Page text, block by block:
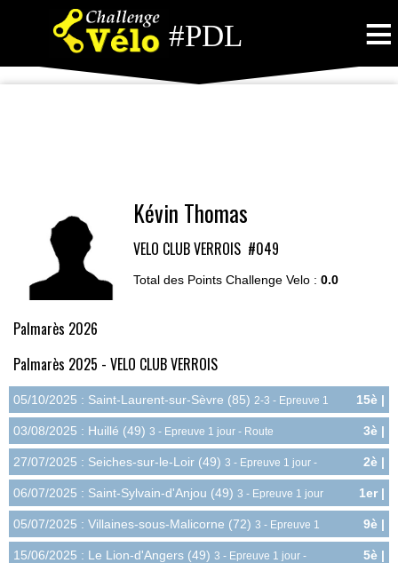
#PDL ≡
Kévin Thomas
VELO CLUB VERROIS #049
Total des Points Challenge Velo : 0.0
Palmarès 2026
Palmarès 2025 - VELO CLUB VERROIS
05/10/2025 : Saint-Laurent-sur-Sèvre (85) 2-3 - Epreuve 1
jour - Route
15è |
0.6pts
03/08/2025 : Huillé (49) 3 - Epreuve 1 jour - Route
3è |
8.0pts
27/07/2025 : Seiches-sur-le-Loir (49) 3 - Epreuve 1 jour -
Route
2è |
9.0pts
06/07/2025 : Saint-Sylvain-d'Anjou (49) 3 - Epreuve 1 jour
- Route
1er |
10.0pts
05/07/2025 : Villaines-sous-Malicorne (72) 3 - Epreuve 1
jour - Route
9è |
3.5pts
15/06/2025 : Le Lion-d'Angers (49) 3 - Epreuve 1 jour -
5è |